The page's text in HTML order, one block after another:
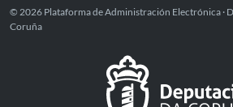
© 2026 Plataforma de Administración Electrónica ·
Coruña